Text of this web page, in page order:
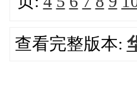
查看完整版本: